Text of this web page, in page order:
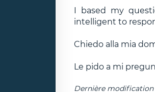
I based my
intelligent to
Chiedo alla mia
Le pido a mi
Dernière modification